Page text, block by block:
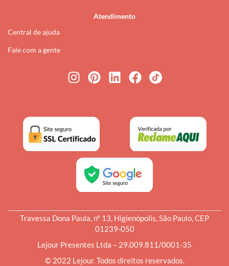
Atendimento
Central de ajuda
Fale com a gente
Travessa Dona Paula, nº 13, Higienópolis, São Paulo, CEP
01239-050
Lejour Presentes Ltda – 29.009.811/0001-35
© 2022 Lejour. Todos direitos reservados.